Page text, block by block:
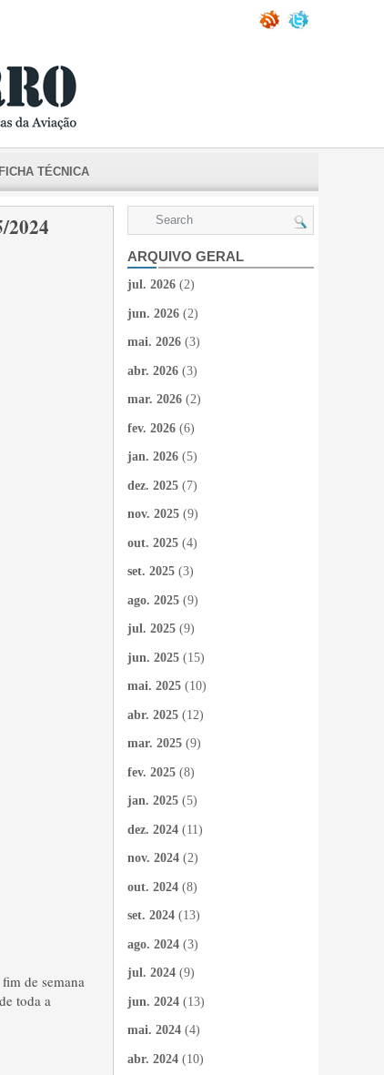
FICHA TÉCNICA
2024
de semana
toda a
ARQUIVO GERAL
jul. 2026 (2)
jun. 2026 (2)
mai. 2026 (3)
abr. 2026 (3)
mar. 2026 (2)
fev. 2026 (6)
jan. 2026 (5)
dez. 2025 (7)
nov. 2025 (9)
out. 2025 (4)
set. 2025 (3)
ago. 2025 (9)
jul. 2025 (9)
jun. 2025 (15)
mai. 2025 (10)
abr. 2025 (12)
mar. 2025 (9)
fev. 2025 (8)
jan. 2025 (5)
dez. 2024 (11)
nov. 2024 (2)
out. 2024 (8)
set. 2024 (13)
ago. 2024 (3)
jul. 2024 (9)
jun. 2024 (13)
mai. 2024 (4)
abr. 2024 (10)